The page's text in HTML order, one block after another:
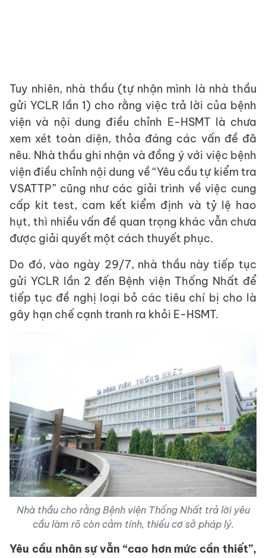
Tuy nhiên, nhà thầu (tự nhận mình là nhà thầu
gửi YCLR lần 1) cho rằng việc trả lời của bệnh
viện và nội dung điều chỉnh E-HSMT là chưa
xem xét toàn diện, thỏa đáng các vấn đề đã
nêu. Nhà thầu ghi nhận và đồng ý với việc bệnh
viện điều chỉnh nội dung về “Yêu cầu tự kiểm tra
VSATTP” cũng như các giải trình về việc cung
cấp kit test, cam kết kiểm định và tỷ lệ hao
hụt, thì nhiều vấn đề quan trọng khác vẫn chưa
được giải quyết một cách thuyết phục.
Do đó, vào ngày 29/7, nhà thầu này tiếp tục
gửi YCLR lần 2 đến Bệnh viện Thống Nhất để
tiếp tục đề nghị loại bỏ các tiêu chí bị cho là
gây hạn chế cạnh tranh ra khỏi E-HSMT.
Nhà thầu cho rằng Bệnh viện Thống Nhất trả lời yêu
cầu làm rõ còn cảm tính, thiếu cơ sở pháp lý.
Yêu cầu nhân sự vẫn “cao hơn mức cần thiết”,